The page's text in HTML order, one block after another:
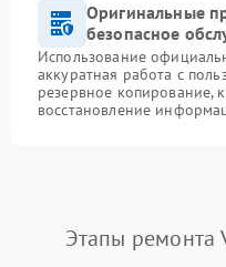
Оригинальные
безопасное
Использование
аккуратная работа с
резервное копирование,
восстановление
Этапы ремонта